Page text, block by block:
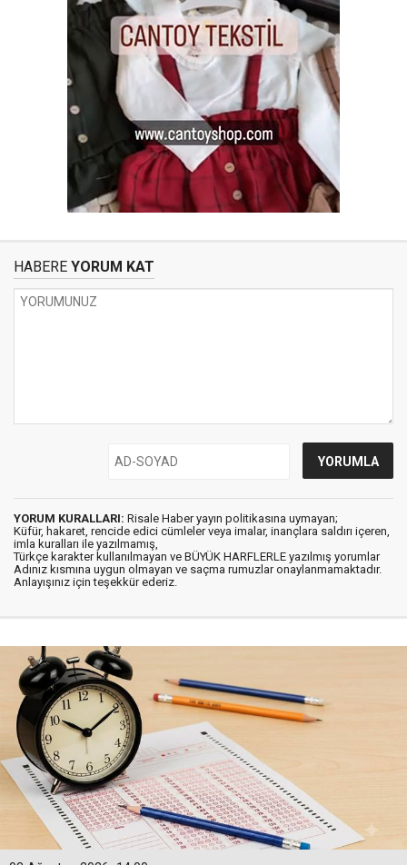
HABERE YORUM KAT
YORUM KURALLARI: Risale Haber yayın politikasına uymayan;
Küfür, hakaret, rencide edici cümleler veya imalar, inançlara saldırı içeren,
imla kuralları ile yazılmamış,
Türkçe karakter kullanılmayan ve BÜYÜK HARFLERLE yazılmış yorumlar
Adınız kısmına uygun olmayan ve saçma rumuzlar onaylanmamaktadır.
Anlayışınız için teşekkür ederiz.